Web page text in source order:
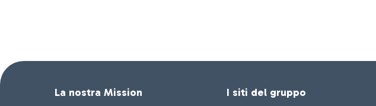
La nostra Mission I siti del gruppo